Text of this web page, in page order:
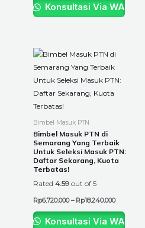
Konsultasi Via WA
Bimbel Masuk PTN
Bimbel Masuk PTN di
Semarang Yang Terbaik
Untuk Seleksi Masuk PTN:
Daftar Sekarang, Kuota
Terbatas!
Rated 4.59 out of 5
Rp6.720.000 – Rp18.240.000
Price
This
has
may
be
the
product
page
Konsultasi Via WA